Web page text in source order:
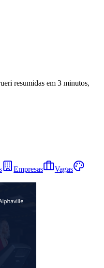
resumidas em 3 minutos,
Empresas
Vagas